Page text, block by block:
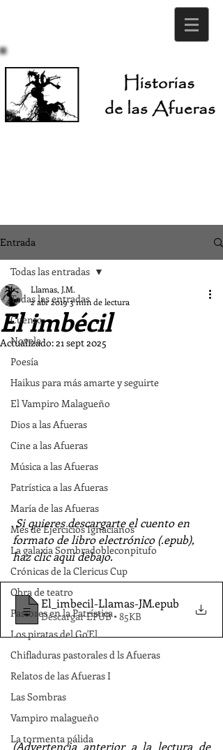
Entrada
Todas las entradas
Cuento
Novela
Poesía
Haikus para más amarte y seguirte
El Vampiro Malagueño
Dios a las Afueras
Cine a las Afueras
Música a las Afueras
Patrística a las Afueras
María de las Afueras
Mes de Ejercicios Ignacianos
La galaxia Sombradobleconpitufo
Crónicas de la Clericus Cup
Obra de teatro
Pastores en la Patrística
Los piratas del Go'El
Chifladuras pastorales d ls Afueras
Relatos de las Afueras I
Las Sombras
Vampiro malagueño
La tormenta pálida
Todas las entradas
El imbécil
Llamas, J.M.
2 abr 20193 min de lectura
Actualizado:21 sept 2025
Si quieres descargarte el cuento en
formato de libro electrónico (.epub),
haz clic aquí debajo.
El_imbecil-Llamas-JM.epub
Descargar EPUB • 85KB
(Advertencia anterior a la lectura de